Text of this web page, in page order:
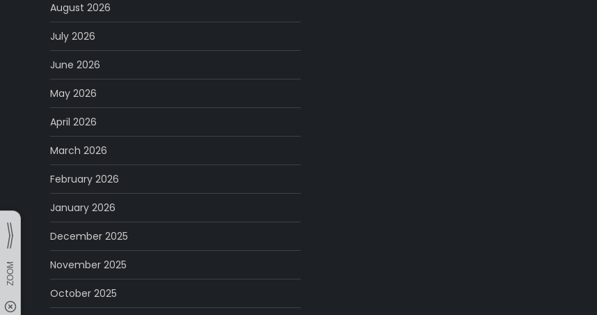
August 2026
July 2026
June 2026
May 2026
April 2026
March 2026
February 2026
January 2026
December 2025
November 2025
October 2025